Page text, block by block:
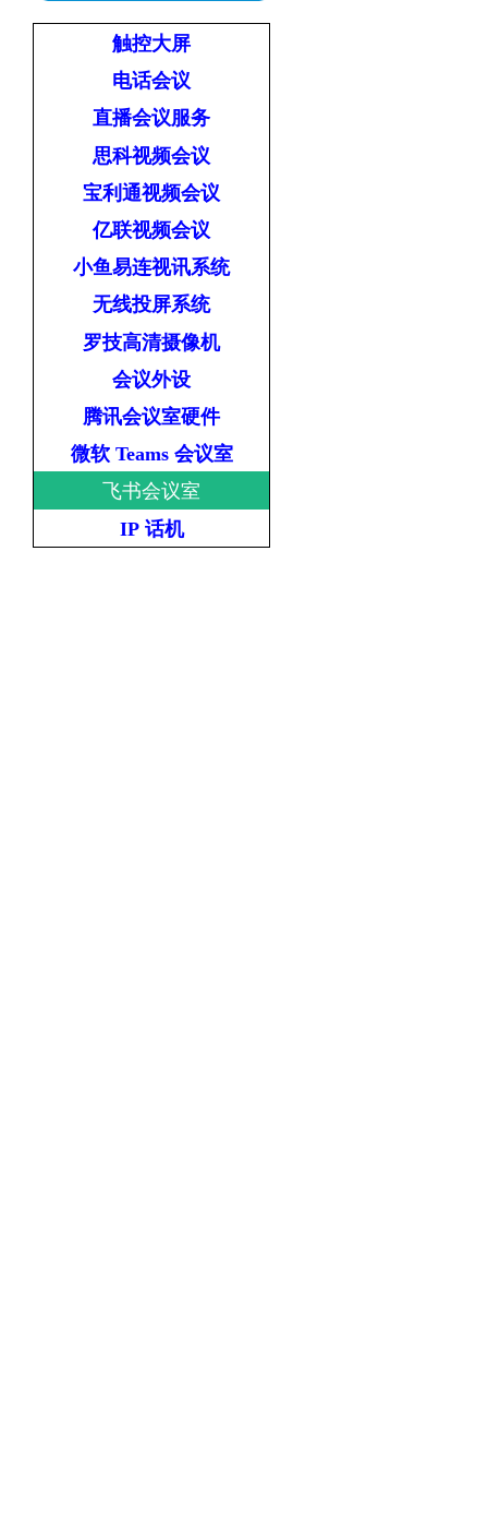
触控大屏
电话会议
直播会议服务
思科视频会议
宝利通视频会议
亿联视频会议
小鱼易连视讯系统
无线投屏系统
罗技高清摄像机
会议外设
腾讯会议室硬件
微软 Teams 会议室
飞书会议室
IP 话机